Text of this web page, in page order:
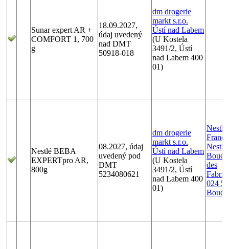
Sunar expert AR +
COMFORT 1, 700
g
18.09.2027,
údaj uvedený
nad DMT
50918-018
dm drogerie
markt s.r.o.
Ústí nad Labem
(U Kostela
3491/2, Ústí
nad Labem 400
01)
Nestlé BEBA
EXPERTpro AR,
800g
08.2027, údaj
uvedený pod
DMT
5234080621
dm drogerie
markt s.r.o.
Ústí nad Labem
(U Kostela
3491/2, Ústí
nad Labem 400
01)
Nestlé
Nestlé
Boué,
des
024 50
Boué,